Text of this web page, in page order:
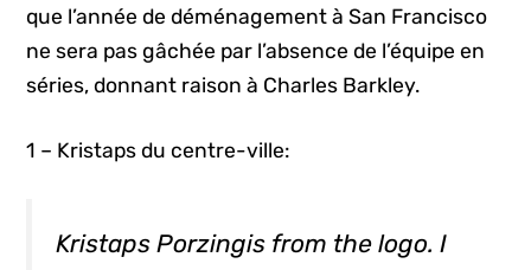
que l’année de déménagement à San Francisco
ne sera pas gâchée par l’absence de l’équipe en
séries, donnant raison à Charles Barkley.
1 – Kristaps du centre-ville:
Kristaps Porzingis from the logo. I